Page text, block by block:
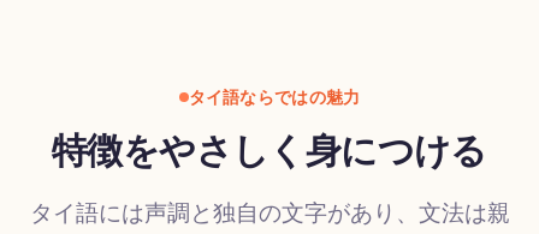
翻訳
タイ語ならではの魅力
特徴をやさしく身につける
タイ語には声調と独自の文字があり、文法は親